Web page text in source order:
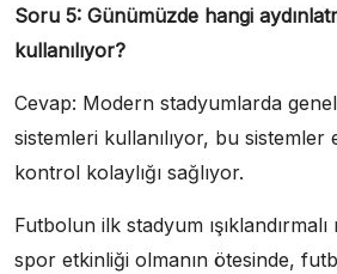
Soru 5: Günümüzde hangi
kullanılıyor?
Cevap: Modern stadyumlarda
sistemleri kullanılıyor, bu sistemler
kontrol kolaylığı sağlıyor.
Futbolun ilk stadyum
spor etkinliği olmanın ötesinde,